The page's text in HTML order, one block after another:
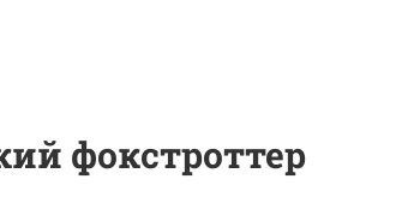
фокстроттер